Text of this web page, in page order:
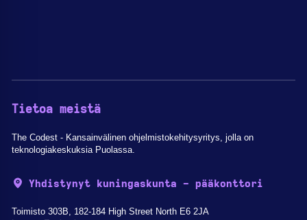
Tietoa meistä
The Codest - Kansainvälinen ohjelmistokehitysyritys, jolla on
teknologiakeskuksia Puolassa.
Yhdistynyt kuningaskunta - pääkonttori
Toimisto 303B, 182-184 High Street North E6 2JA